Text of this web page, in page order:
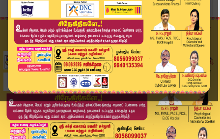
தனித் தொகுதிகளில் யார் போட்டியிட முடியும் ? | C...